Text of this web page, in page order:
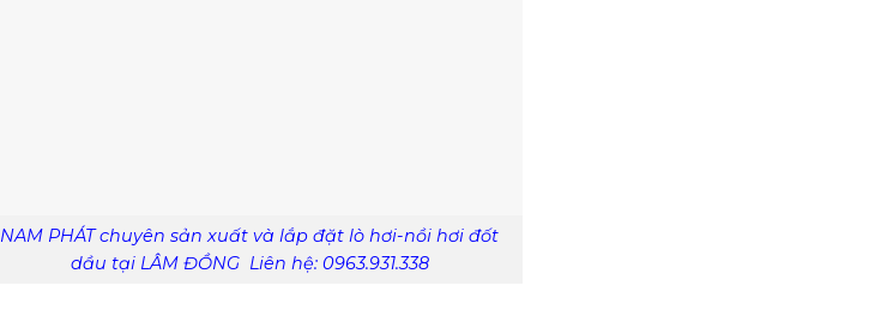
NAM PHÁT chuyên sản xuất và lắp đặt lò hơi-nồi hơi đốt
dầu tại LÂM ĐỒNG Liên hệ: 0963.931.338